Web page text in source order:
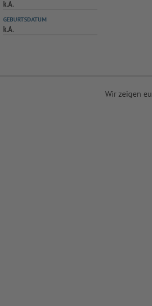
k.A.
GEBURTSDATUM
k.A.
Wir zeigen